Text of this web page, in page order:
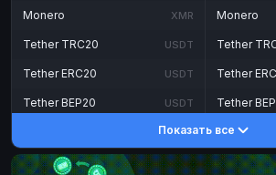
Monero XMR
Tether TRC20 USDT
Tether ERC20 USDT
Tether BEP20 USDT
DASH
Toncoin TON
Monero
Tether
Tether
Tether
DASH
Toncoin
Показать все